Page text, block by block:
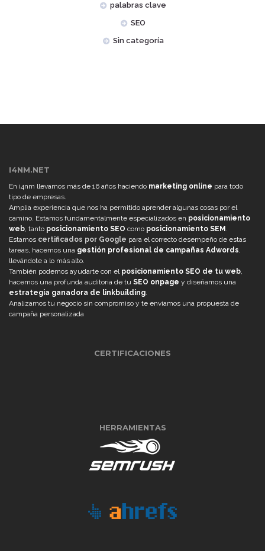
palabras clave
SEO
Sin categoría
I4NM.NET
En i4nm llevamos más de 16 años haciendo marketing online para todo
tipo de empresas.
Amplia experiencia que nos ha permitido aprender algunas cosas por el
camino. Estamos fundamentalmente especializados en posicionamiento
web, tanto posicionamiento SEO como posicionamiento SEM .
Estamos certificados por Google para el correcto desempeño de estas
tareas, hacemos una gestión profesional de campañas Adwords,
llevándote a lo más alto.
También podemos ayudarte con el posicionamiento SEO de tu web,
hacemos una profunda auditoria de tu SEO onpage y diseñamos una
estrategia ganadora de linkbuilding.
Analizamos tu negocio sin compromiso y te enviamos una propuesta de
campaña personalizada
CERTIFICACIONES
HERRAMIENTAS